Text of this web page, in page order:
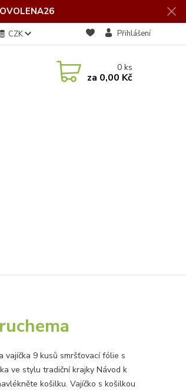
CZK Přihlášení
0ks
za 0,00 Kč
vajíčka 9 kusů smršťovací fólie s
ve stylu tradiční krajky Návod k
košilku. Vajíčko s košilkou